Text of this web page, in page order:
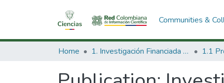
Communities &
Home 1. Investigación Financiada con Recursos Públicos